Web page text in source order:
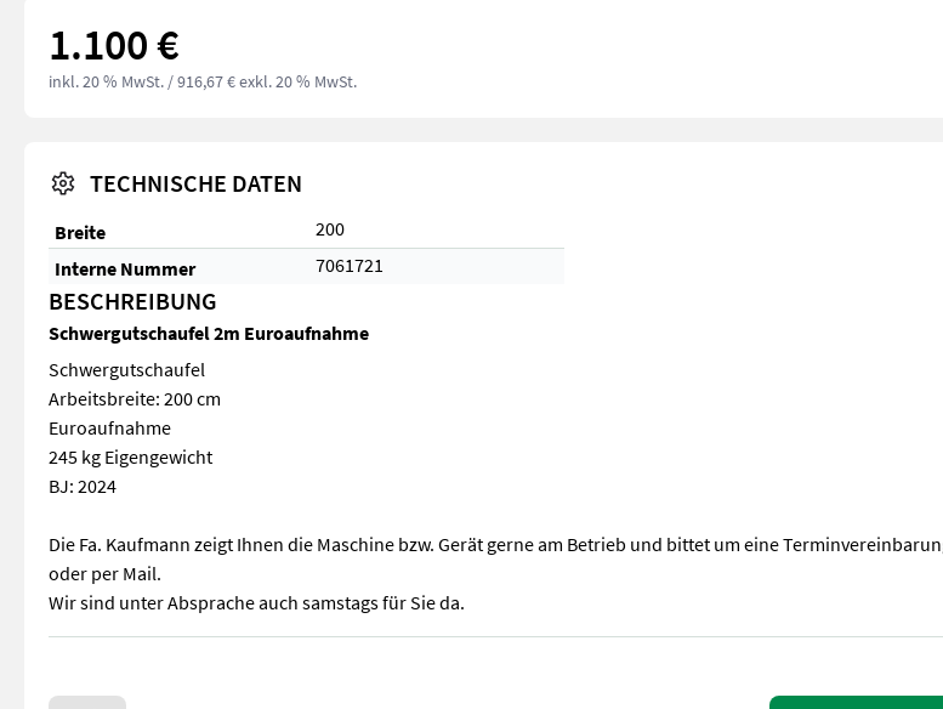
1.100 €
inkl. 20 % MwSt. / 916,67 € exkl. 20 % MwSt.
TECHNISCHE DATEN
Breite
200
Interne Nummer
7061721
BESCHREIBUNG
Schwergutschaufel 2m Euroaufnahme
Schwergutschaufel
Arbeitsbreite: 200 cm
Euroaufnahme
245 kg Eigengewicht
BJ: 2024
Die Fa. Kaufmann zeigt Ihnen die Maschine bzw. Gerät gerne am Betrieb und bittet um eine
oder per Mail.
Wir sind unter Absprache auch samstags für Sie da.
Schwergutschaufel Arbeitsbreite: 200 cm Euroaufnahme 245 kg Eigengewicht BJ: 2024 Die Fa. Kaufmann